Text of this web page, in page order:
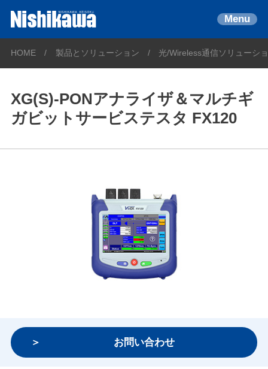
Menu
HOME 製品とソリューション 光/Wireless通信ソリューシ
XG(S)-PONアナライザ＆マルチギ
ガビットサービステスタ FX120
お問い合わせ